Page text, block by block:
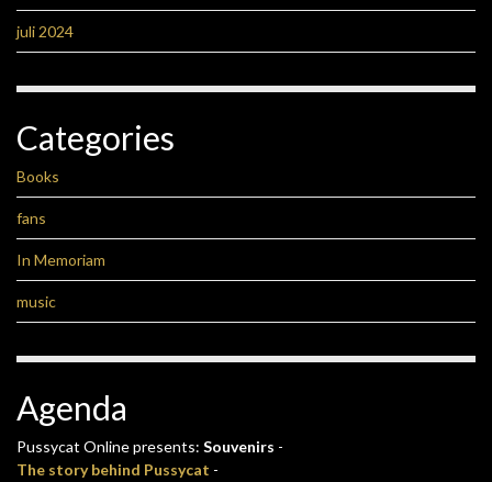
juli 2024
Categories
Books
fans
In Memoriam
music
Agenda
Pussycat Online presents: Souvenirs -
The story behind Pussycat -